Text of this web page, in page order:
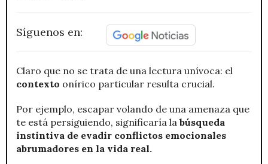
Síguenos en:
Claro que no se trata de una lectura unívoca: el
contexto onírico particular resulta crucial.
Por ejemplo, escapar volando de una amenaza que
te está persiguiendo, significaría la búsqueda
instintiva de evadir conflictos emocionales
abrumadores en la vida real.